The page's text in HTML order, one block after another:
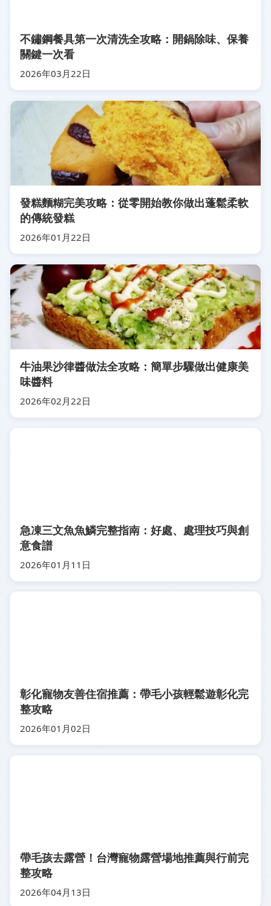
不鏽鋼餐具第一次清洗全攻略：開鍋除味、保養
關鍵一次看
2026年03月22日
發糕麵糊完美攻略：從零開始教你做出蓬鬆柔軟
的傳統發糕
2026年01月22日
牛油果沙律醬做法全攻略：簡單步驟做出健康美
味醬料
2026年02月22日
急凍三文魚魚鱗完整指南：好處、處理技巧與創
意食譜
2026年01月11日
彰化寵物友善住宿推薦：帶毛小孩輕鬆遊彰化完
整攻略
2026年01月02日
帶毛孩去露營！台灣寵物露營場地推薦與行前完
整攻略
2026年04月13日